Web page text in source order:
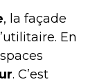
, la façade
En
. C’est